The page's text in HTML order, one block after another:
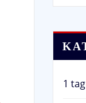
1 tag